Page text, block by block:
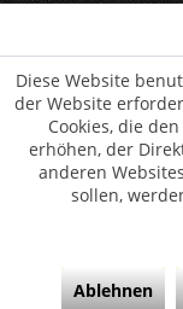
Diese Website
der Website
Cookies, die
erhöhen, der
anderen
sollen,
Ablehnen